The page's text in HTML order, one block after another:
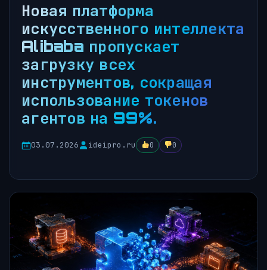
Новая платформа
искусственного интеллекта
Alibaba пропускает
загрузку всех
инструментов, сокращая
использование токенов
агентов на 99%.
03.07.2026 ideipro.ru 0 0